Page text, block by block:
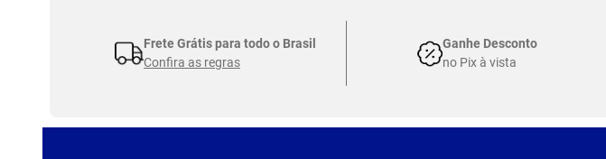
Frete Grátis para todo o Brasil
Confira as regras
Ganhe Desconto
no Pix à vista